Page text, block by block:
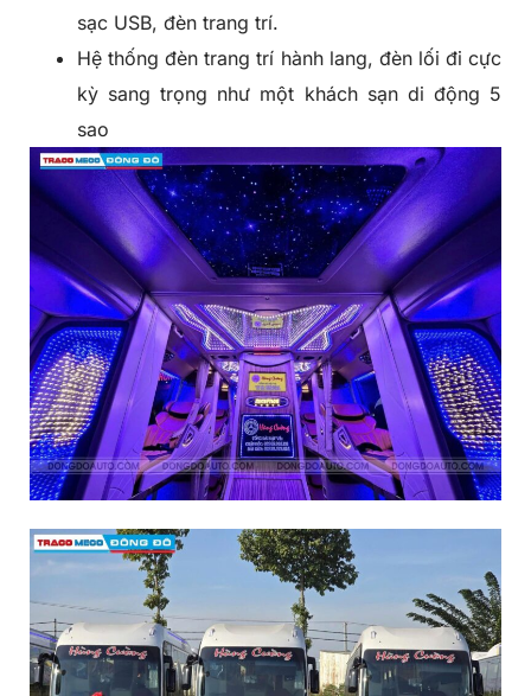
sạc USB, đèn trang trí.
Hệ thống đèn trang trí hành lang, đèn lối đi cực
kỳ sang trọng như một khách sạn di động 5
sao